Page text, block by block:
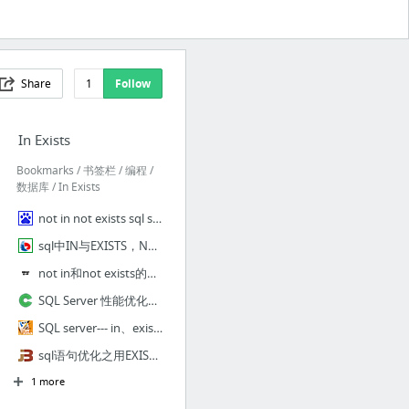
Share 1 Follow
In Exists
Bookmarks / 书签栏 / 编程 /
数据库 / In Exists
not in not exists sql server_百度搜索
sql中IN与EXISTS，NOT IN与NOT EXISTS的详细介绍-Mssql-数据库-壹聚教程网
not in和not exists的区别 - MS-SQL Server论坛 - 51CTO技术论坛_中国领先的IT技术社区
SQL Server 性能优化之——T-SQL NOT IN 和 NOT Exists - 开源中国社区
SQL server--- in、exists、not in和not exists的区别_看世界_新浪博客
sql语句优化之用EXISTS替代IN、用NOT EXISTS替代NOT IN的语句_MsSql_脚本之家
1 more